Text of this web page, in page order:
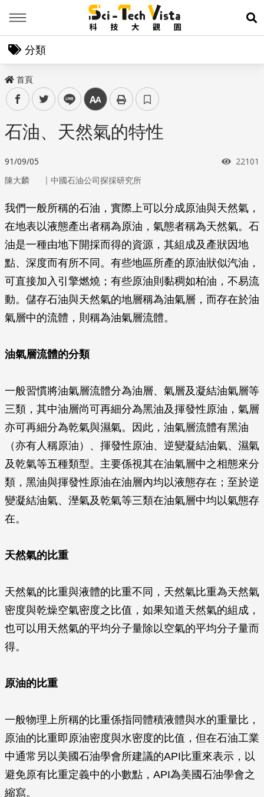
展
分類
首頁
facebooktwitter line 中
石油、天然氣的特性
91/09/05 瀏覽次
22101
陳大麟 ｜ 中國石油公司探採研究所
我們一般所稱的石油，實際上可以分成原油與天然氣，
在地表以液態產出者稱為原油，氣態者稱為天然氣。石
油是一種由地下開採而得的資源，其組成及產狀因地
點、深度而有所不同。有些地區所產的原油狀似汽油，
可直接加入引擎燃燒；有些原油則黏稠如柏油，不易流
動。儲存石油與天然氣的地層稱為油氣層，而存在於油
氣層中的流體，則稱為油氣層流體。
油氣層流體的分類
一般習慣將油氣層流體分為油層、氣層及凝結油氣層等
三類，其中油層尚可再細分為黑油及揮發性原油，氣層
亦可再細分為乾氣與濕氣。因此，油氣層流體有黑油
（亦有人稱原油）、揮發性原油、逆變凝結油氣、濕氣
及乾氣等五種類型。主要係視其在油氣層中之相態來分
類，黑油與揮發性原油在油層內均以液態存在；至於逆
變凝結油氣、溼氣及乾氣等三類在油氣層中均以氣態存
在。
天然氣的比重
天然氣的比重與液體的比重不同，天然氣比重為天然氣
密度與乾燥空氣密度之比值，如果知道天然氣的組成，
也可以用天然氣的平均分子量除以空氣的平均分子量而
得。
原油的比重
一般物理上所稱的比重係指同體積液體與水的重量比，
原油的比重即原油密度與水密度的比值，但在石油工業
中通常另以美國石油學會所建議的API比重來表示，以
避免原有比重定義中的小數點，API為美國石油學會之
縮寫。